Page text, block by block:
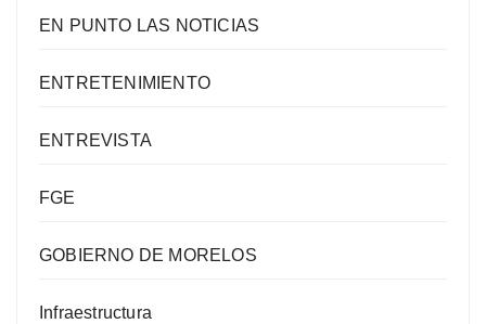
EN PUNTO LAS NOTICIAS
ENTRETENIMIENTO
ENTREVISTA
FGE
GOBIERNO DE MORELOS
Infraestructura